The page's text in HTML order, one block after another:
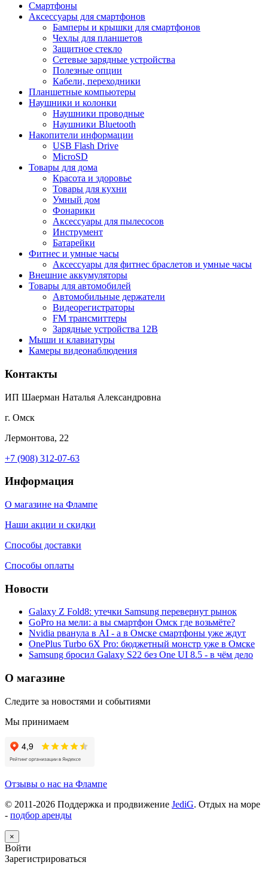
Смартфоны
Аксессуары для смартфонов
Бамперы и крышки для смартфонов
Чехлы для планшетов
Защитное стекло
Сетевые зарядные устройства
Полезные опции
Кабели, переходники
Планшетные компьютеры
Наушники и колонки
Наушники проводные
Наушники Bluetooth
Накопители информации
USB Flash Drive
MicroSD
Товары для дома
Красота и здоровье
Товары для кухни
Умный дом
Фонарики
Аксессуары для пылесосов
Инструмент
Батарейки
Фитнес и умные часы
Аксессуары для фитнес браслетов и умные часы
Внешние аккумуляторы
Товары для автомобилей
Автомобильные держатели
Видеорегистраторы
FM трансмиттеры
Зарядные устройства 12В
Мыши и клавиатуры
Камеры видеонаблюдения
Контакты
ИП Шаерман Наталья Александровна
г. Омск
Лермонтова, 22
+7 (908) 312-07-63
Информация
О магазине на Флампе
Наши акции и скидки
Способы доставки
Способы оплаты
Новости
Galaxy Z Fold8: утечки Samsung перевернут рынок
GoPro на мели: а вы смартфон Омск где возьмёте?
Nvidia рванула в AI - а в Омске смартфоны уже ждут
OnePlus Turbo 6X Pro: бюджетный монстр уже в Омске
Samsung бросил Galaxy S22 без One UI 8.5 - в чём дело
О магазине
Следите за новостями и событиями
Мы принимаем
Отзывы о нас на Флампе
© 2011-2026 Поддержка и продвижение JediG. Отдых на море
- подбор аренды
×
Войти
Зарегистрироваться